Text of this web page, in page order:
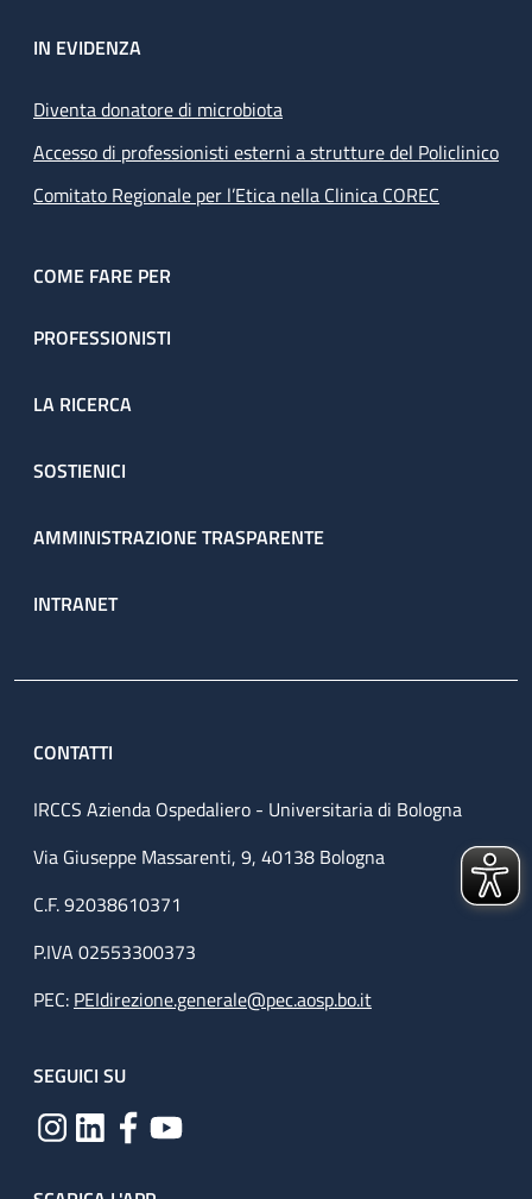
IN EVIDENZA
Diventa donatore di microbiota
Accesso di professionisti esterni a strutture del Policlinico
Comitato Regionale per l’Etica nella Clinica COREC
COME FARE PER
PROFESSIONISTI
LA RICERCA
SOSTIENICI
AMMINISTRAZIONE TRASPARENTE
INTRANET
CONTATTI
IRCCS Azienda Ospedaliero - Universitaria di Bologna
Via Giuseppe Massarenti, 9, 40138 Bologna
C.F. 92038610371
P.IVA 02553300373
PEC: PEIdirezione.generale@pec.aosp.bo.it
SEGUICI SU